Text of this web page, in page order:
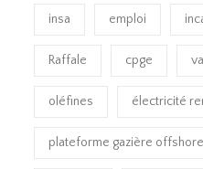
insa emploi
Raffale cpge
oléfines électricité
plateforme gazière offshore